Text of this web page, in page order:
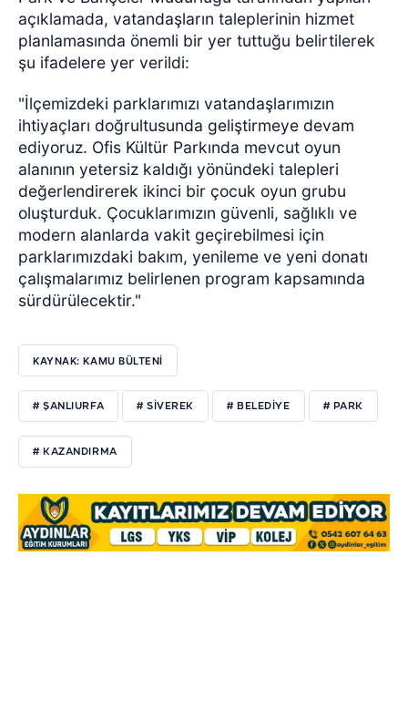
açıklamada, vatandaşların taleplerinin hizmet
planlamasında önemli bir yer tuttuğu belirtilerek
şu ifadelere yer verildi:
"İlçemizdeki parklarımızı vatandaşlarımızın
ihtiyaçları doğrultusunda geliştirmeye devam
ediyoruz. Ofis Kültür Parkında mevcut oyun
alanının yetersiz kaldığı yönündeki talepleri
değerlendirerek ikinci bir çocuk oyun grubu
oluşturduk. Çocuklarımızın güvenli, sağlıklı ve
modern alanlarda vakit geçirebilmesi için
parklarımızdaki bakım, yenileme ve yeni donatı
çalışmalarımız belirlenen program kapsamında
sürdürülecektir."
KAYNAK: KAMU BÜLTENİ
# ŞANLIURFA # SİVEREK # BELEDİYE # PARK
# KAZANDIRMA